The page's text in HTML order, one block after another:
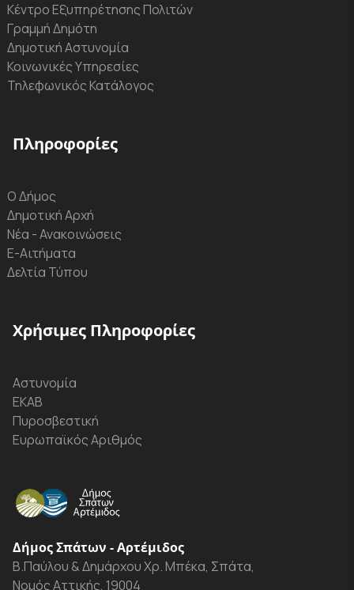
Κέντρο Εξυπηρέτησης Πολιτών
Γραμμή Δημότη
Δημοτική Αστυνομία
Κοινωνικές Υπηρεσίες
Τηλεφωνικός Κατάλογος
Πληροφορίες
Ο Δήμος
Δημοτική Αρχή
Νέα - Ανακοινώσεις
Ε-Αιτήματα
Δελτία Τύπου
Χρήσιμες Πληροφορίες
Αστυνομία
ΕΚΑΒ
Πυροσβεστική
Ευρωπαϊκός Αριθμός
Δήμος Σπάτων - Αρτέμιδος
Β.Παύλου & Δημάρχου Χρ. Μπέκα, Σπάτα,
Νομός Αττικής, 19004